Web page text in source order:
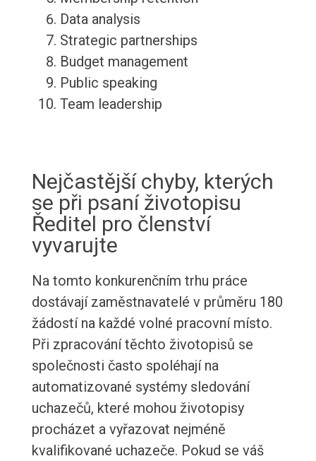
Data analysis
Strategic partnerships
Budget management
Public speaking
Team leadership
Nejčastější chyby, kterých
se při psaní životopisu
Ředitel pro členství
vyvarujte
Na tomto konkurenčním trhu práce
dostávají zaměstnavatelé v průměru 180
žádostí na každé volné pracovní místo.
Při zpracování těchto životopisů se
společnosti často spoléhají na
automatizované systémy sledování
uchazečů, které mohou životopisy
procházet a vyřazovat nejméně
kvalifikované uchazeče. Pokud se váš